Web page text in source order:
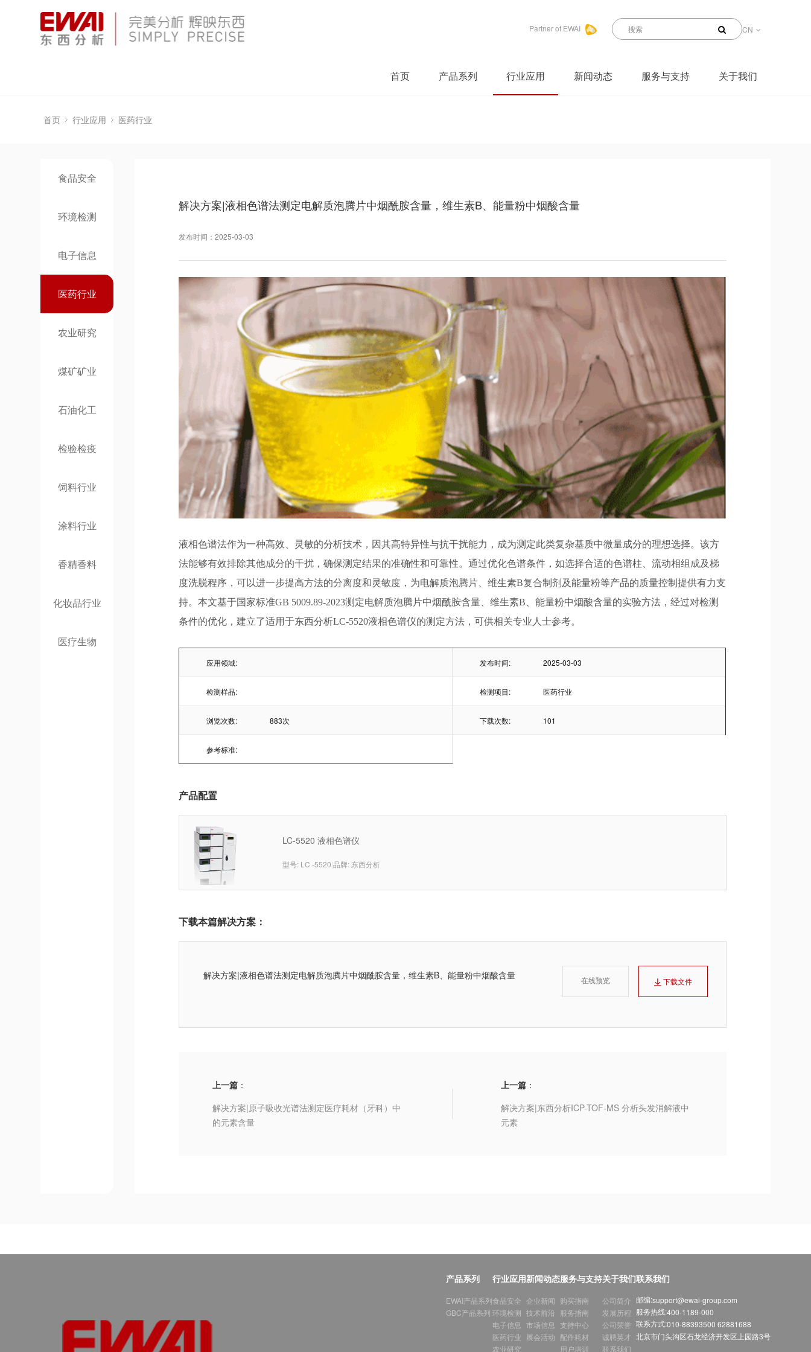
Partner of EWAI CN
首页 产品系列 行业应用 新闻动态 服务与支持 关于我们
首页 行业应用 医药行业
食品安全
环境检测
电子信息
医药行业
农业研究
煤矿矿业
石油化工
检验检疫
饲料行业
涂料行业
香精香料
化妆品行业
医疗生物
解决方案|液相色谱法测定电解质泡腾片中烟酰胺含量，维生素B、能量粉中烟酸含量
发布时间：2025-03-03
液相色谱法作为一种高效、灵敏的分析技术，因其高特异性与抗干扰能力，成为测定此类复杂基质中微量成分的理想选择。该方
法能够有效排除其他成分的干扰，确保测定结果的准确性和可靠性。通过优化色谱条件，如选择合适的色谱柱、流动相组成及梯
度洗脱程序，可以进一步提高方法的分离度和灵敏度，为电解质泡腾片、维生素B复合制剂及能量粉等产品的质量控制提供有力支
持。本文基于国家标准GB 5009.89-2023测定电解质泡腾片中烟酰胺含量、维生素B、能量粉中烟酸含量的实验方法，经过对检测
条件的优化，建立了适用于东西分析LC-5520液相色谱仪的测定方法，可供相关专业人士参考。
应用领域: 发布时间: 2025-03-03
检测样品: 检测项目: 医药行业
浏览次数: 883次 下载次数: 101
参考标准:
产品配置
LC-5520 液相色谱仪
型号: LC -5520 品牌: 东西分析
下载本篇解决方案：
解决方案|液相色谱法测定电解质泡腾片中烟酰胺含量，维生素B、能量粉中烟酸含量 在线预览 下载文件
上一篇 ：
解决方案|原子吸收光谱法测定医疗耗材（牙科）中
的元素含量
上一篇：
解决方案|东西分析ICP-TOF-MS 分析头发消解液中
元素
产品系列
EWAI产品系列
GBC产品系列
行业应用
食品安全
环境检测
电子信息
医药行业
农业研究
新闻动态
企业新闻
技术前沿
市场信息
展会活动
服务与支持
购买指南
服务指南
支持中心
配件耗材
用户培训
关于我们
公司简介
发展历程
公司荣誉
诚聘英才
联系我们
联系我们
邮编:support@ewai-group.com
服务热线:400-1189-000
联系方式:010-88393500 62881688
北京市门头沟区石龙经济开发区上园路3号